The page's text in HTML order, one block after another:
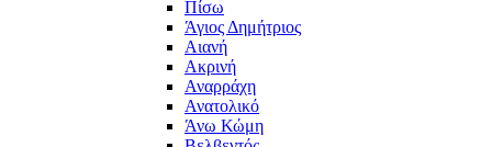
Πίσω
Άγιος Δημήτριος
Αιανή
Ακρινή
Αναρράχη
Ανατολικό
Άνω Κώμη